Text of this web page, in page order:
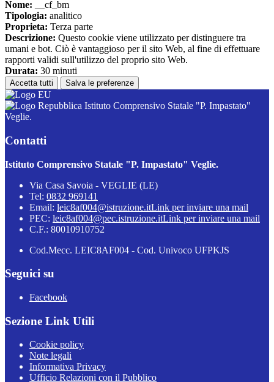
Nome: __cf_bm
Tipologia: analitico
Proprieta: Terza parte
Descrizione: Questo cookie viene utilizzato per distinguere tra
umani e bot. Ciò è vantaggioso per il sito Web, al fine di effettuare
rapporti validi sull'utilizzo del proprio sito Web.
Durata: 30 minuti
Accetta tutti Salva le preferenze
Istituto Comprensivo Statale "P. Impastato"
Veglie.
Contatti
Istituto Comprensivo Statale "P. Impastato" Veglie.
Via Casa Savoia - VEGLIE (LE)
Tel: 0832 969141
Email: leic8af004@istruzione.itLink per inviare una mail
PEC: leic8af004@pec.istruzione.itLink per inviare una mail
C.F.: 80010910752
Cod.Mecc. LEIC8AF004 - Cod. Univoco UFPKJS
Seguici su
Facebook
Sezione Link Utili
Cookie policy
Note legali
Informativa Privacy
Ufficio Relazioni con il Pubblico